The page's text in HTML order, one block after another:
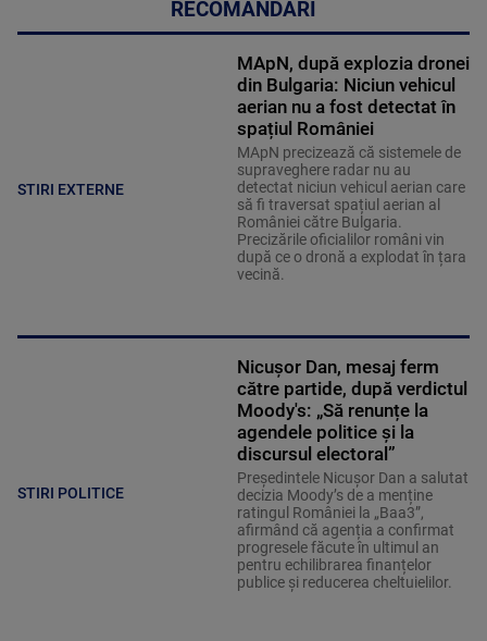
RECOMANDĂRI
STIRI EXTERNE
MApN, după explozia dronei
din Bulgaria: Niciun vehicul
aerian nu a fost detectat în
spațiul României
MApN precizează că sistemele de
supraveghere radar nu au
detectat niciun vehicul aerian care
să fi traversat spațiul aerian al
României către Bulgaria.
Precizările oficialilor români vin
după ce o dronă a explodat în țara
vecină.
STIRI POLITICE
Nicușor Dan, mesaj ferm
către partide, după verdictul
Moody's: „Să renunțe la
agendele politice şi la
discursul electoral”
Președintele Nicușor Dan a salutat
decizia Moody’s de a menține
ratingul României la „Baa3”,
afirmând că agenția a confirmat
progresele făcute în ultimul an
pentru echilibrarea finanțelor
publice și reducerea cheltuielilor.